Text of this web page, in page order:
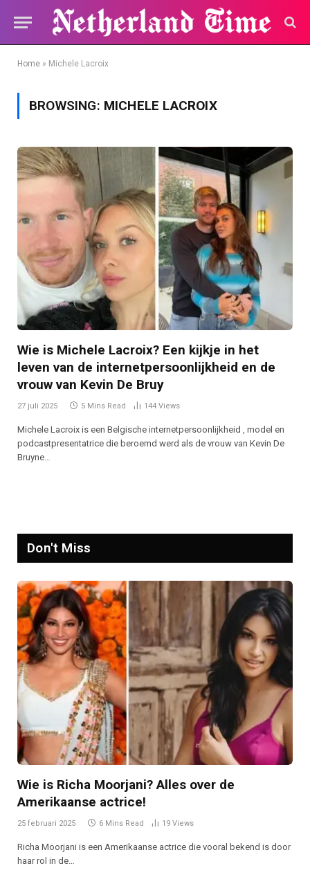
Home » Michele Lacroix
BROWSING: MICHELE LACROIX
Wie is Michele Lacroix? Een kijkje in het
leven van de internetpersoonlijkheid en de
vrouw van Kevin De Bruy
27 juli 2025 5 Mins Read 144 Views
Michele Lacroix is een Belgische internetpersoonlijkheid , model en
podcastpresentatrice die beroemd werd als de vrouw van Kevin De
Bruyne…
Don't Miss
Wie is Richa Moorjani? Alles over de
Amerikaanse actrice!
25 februari 2025 6 Mins Read 19 Views
Richa Moorjani is een Amerikaanse actrice die vooral bekend is door
haar rol in de…